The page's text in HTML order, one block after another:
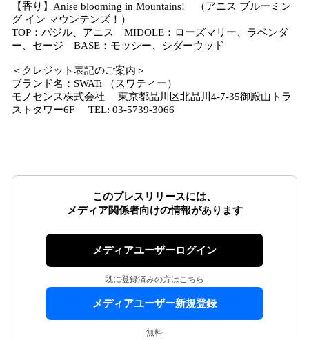
【香り】Anise blooming in Mountains! （アニス ブルーミン
グ イン マウンテンズ！）
TOP：バジル、アニス MIDOLE：ローズマリー、ラベンダ
ー、セージ BASE：モッシー、シダーウッド
＜クレジット表記のご案内＞
ブランド名：SWATi （スワティー）
モノセンス株式会社 東京都品川区北品川4-7-35御殿山トラ
ストタワー6F TEL: 03-5739-3066
このプレスリリースには、
メディア関係者向けの情報があります
メディアユーザーログイン
既に登録済みの方はこちら
メディアユーザー新規登録
無料